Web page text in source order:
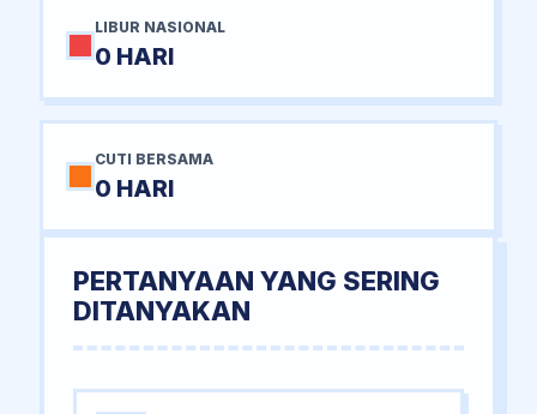
LIBUR NASIONAL
0 HARI
CUTI BERSAMA
0 HARI
PERTANYAAN YANG SERING
DITANYAKAN